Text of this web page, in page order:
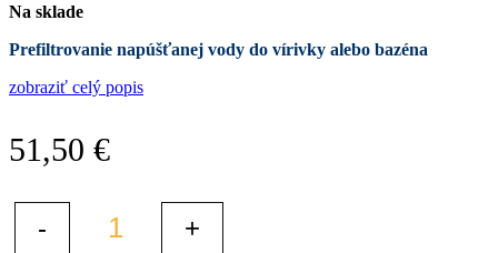
Na sklade
Prefiltrovanie napúšťanej vody do vírivky alebo bazéna
zobraziť celý popis
51,50 €
- +